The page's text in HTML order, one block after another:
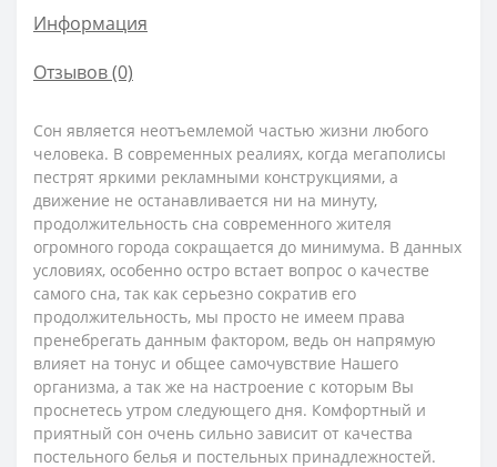
Информация
Отзывов (0)
Сон является неотъемлемой частью жизни любого
человека. В современных реалиях, когда мегаполисы
пестрят яркими рекламными конструкциями, а
движение не останавливается ни на минуту,
продолжительность сна современного жителя
огромного города сокращается до минимума. В данных
условиях, особенно остро встает вопрос о качестве
самого сна, так как серьезно сократив его
продолжительность, мы просто не имеем права
пренебрегать данным фактором, ведь он напрямую
влияет на тонус и общее самочувствие Нашего
организма, а так же на настроение с которым Вы
проснетесь утром следующего дня. Комфортный и
приятный сон очень сильно зависит от качества
постельного белья и постельных принадлежностей.